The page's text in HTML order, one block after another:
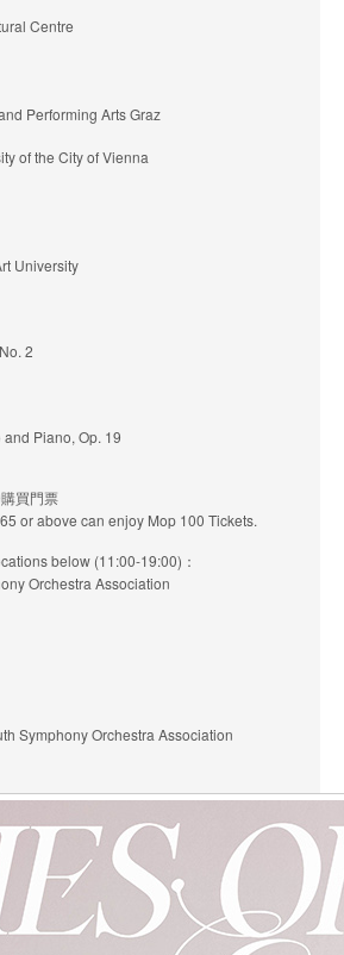
Centre
Performing Arts Graz
of the City of Vienna
University
2
Piano, Op. 19
買門票
or above can enjoy Mop 100 Tickets.
below (11:00-19:00)：
Orchestra Association
Symphony Orchestra Association